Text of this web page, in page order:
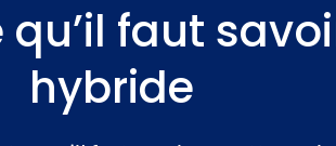
faut
hybride